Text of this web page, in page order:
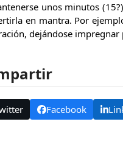
unos minutos
en mantra. Por
dejándose
Facebook